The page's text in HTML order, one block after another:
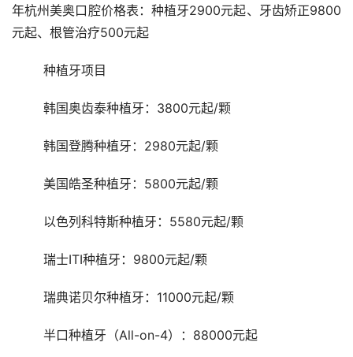
年杭州美奥口腔价格表：种植牙2900元起、牙齿矫正9800
元起、根管治疗500元起
	种植牙项目
	韩国奥齿泰种植牙：3800元起/颗
	韩国登腾种植牙：2980元起/颗
	美国皓圣种植牙：5800元起/颗
	以色列科特斯种植牙：5580元起/颗
	瑞士ITI种植牙：9800元起/颗
	瑞典诺贝尔种植牙：11000元起/颗
	半口种植牙（All-on-4）：88000元起